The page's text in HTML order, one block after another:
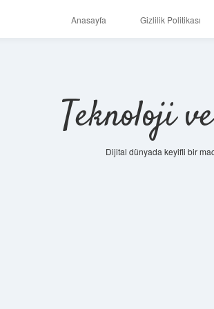
Anasayfa Gizlilik Politikası
Teknoloji
Dijital dünyada keyifli bir